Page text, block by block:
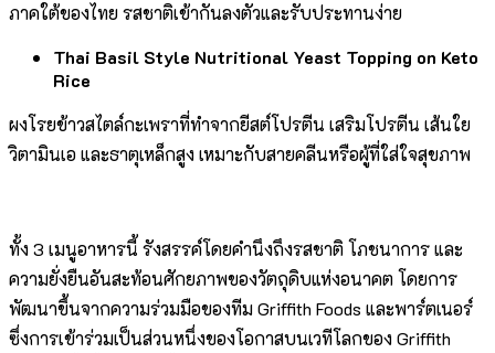
ภาคใต้ของไทย รสชาติเข้ากันลงตัวและรับประทานง่าย
Thai Basil Style Nutritional Yeast Topping on Keto
Rice
ผงโรยข้าวสไตล์กะเพราที่ทำจากยีสต์โปรตีน เสริมโปรตีน เส้นใย
วิตามินเอ และธาตุเหล็กสูง เหมาะกับสายคลีนหรือผู้ที่ใส่ใจสุขภาพ
ทั้ง 3 เมนูอาหารนี้ รังสรรค์โดยคำนึงถึงรสชาติ โภชนาการ และ
ความยั่งยืนอันสะท้อนศักยภาพของวัตถุดิบแห่งอนาคต โดยการ
พัฒนาขึ้นจากความร่วมมือของทีม Griffith Foods และพาร์ตเนอร์
ซึ่งการเข้าร่วมเป็นส่วนหนึ่งของโอกาสบนเวทีโลกของ Griffith